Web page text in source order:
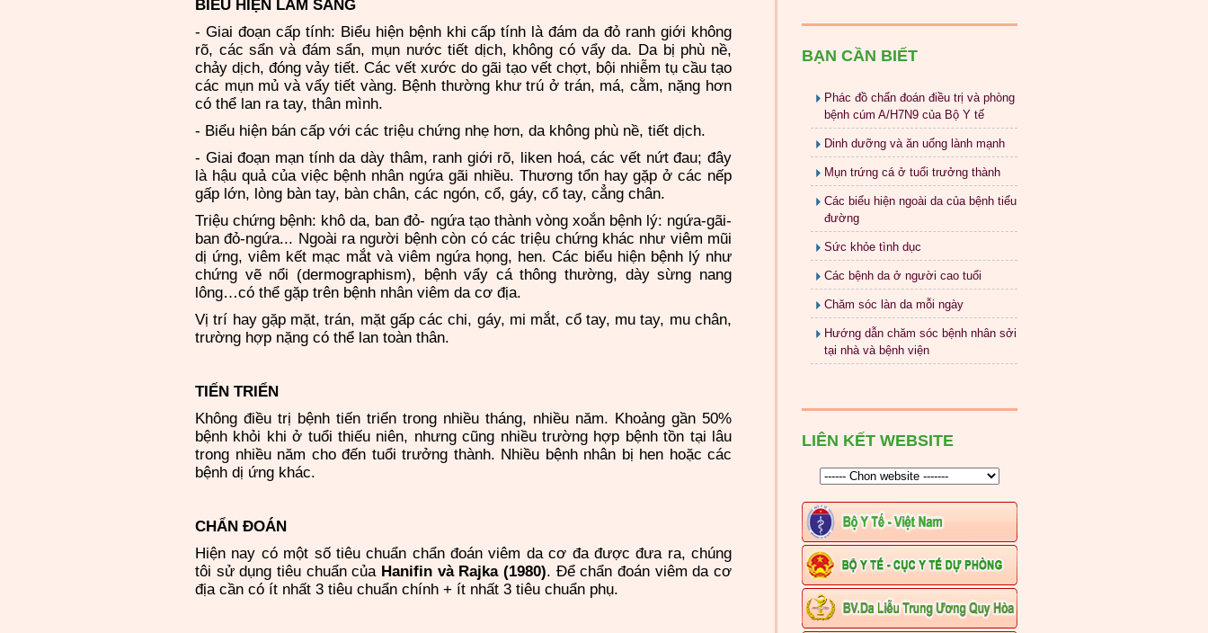
BIỂU HIỆN LÂM SÀNG
- Giai đoạn cấp tính: Biểu hiện bệnh khi cấp tính là đám da đỏ ranh giới không
rõ, các sẩn và đám sẩn, mụn nước tiết dịch, không có vẩy da. Da bị phù nề,
chảy dịch, đóng vảy tiết. Các vết xước do gãi tạo vết chợt, bội nhiễm tụ cầu tạo
các mụn mủ và vẩy tiết vàng. Bệnh thường khư trú ở trán, má, cằm, nặng hơn
có thể lan ra tay, thân mình.
- Biểu hiện bán cấp với các triệu chứng nhẹ hơn, da không phù nề, tiết dịch.
- Giai đoạn mạn tính da dày thâm, ranh giới rõ, liken hoá, các vết nứt đau; đây
là hậu quả của việc bệnh nhân ngứa gãi nhiều. Thương tổn hay gặp ở các nếp
gấp lớn, lòng bàn tay, bàn chân, các ngón, cổ, gáy, cổ tay, cẳng chân.
Triệu chứng bệnh: khô da, ban đỏ- ngứa tạo thành vòng xoắn bệnh lý: ngứa-gãi-
ban đỏ-ngứa... Ngoài ra người bệnh còn có các triệu chứng khác như viêm mũi
dị ứng, viêm kết mạc mắt và viêm ngứa họng, hen. Các biểu hiện bệnh lý như
chứng vẽ nổi (dermographism), bệnh vẩy cá thông thường, dày sừng nang
lông…có thể gặp trên bệnh nhân viêm da cơ địa.
Vị trí hay gặp mặt, trán, mặt gấp các chi, gáy, mi mắt, cổ tay, mu tay, mu chân,
trường hợp nặng có thể lan toàn thân.
TIẾN TRIỂN
Không điều trị bệnh tiến triển trong nhiều tháng, nhiều năm. Khoảng gần 50%
bệnh khỏi khi ở tuổi thiếu niên, nhưng cũng nhiều trường hợp bệnh tồn tại lâu
trong nhiều năm cho đến tuổi trưởng thành. Nhiều bệnh nhân bị hen hoặc các
bệnh dị ứng khác.
CHẨN ĐOÁN
Hiện nay có một số tiêu chuẩn chẩn đoán viêm da cơ đa được đưa ra, chúng
tôi sử dụng tiêu chuẩn của Hanifin và Rajka (1980). Để chẩn đoán viêm da cơ
địa cần có ít nhất 3 tiêu chuẩn chính + ít nhất 3 tiêu chuẩn phụ.
BẠN CẦN BIẾT
Phác đồ chẩn đoán điều trị và phòng
bệnh cúm A/H7N9 của Bộ Y tế
Dinh dưỡng và ăn uống lành mạnh
Mụn trứng cá ở tuổi trưởng thành
Các biểu hiện ngoài da của bệnh tiểu
đường
Sức khỏe tình dục
Các bệnh da ở người cao tuổi
Chăm sóc làn da mỗi ngày
Hướng dẫn chăm sóc bệnh nhân sởi
tại nhà và bệnh viện
LIÊN KẾT WEBSITE